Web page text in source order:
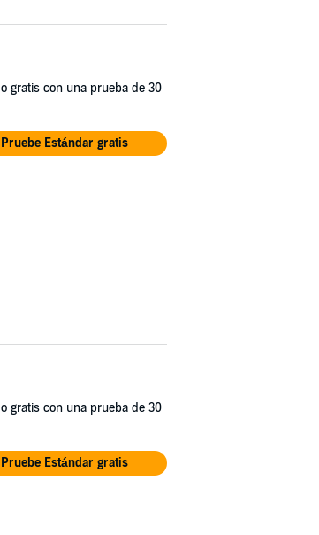
o gratis con una prueba de 30
Pruebe Estándar gratis
o gratis con una prueba de 30
Pruebe Estándar gratis